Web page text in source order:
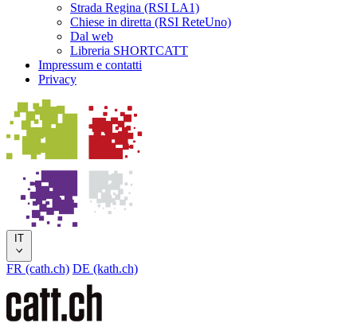
Strada Regina (RSI LA1)
Chiese in diretta (RSI ReteUno)
Dal web
Libreria SHORTCATT
Impressum e contatti
Privacy
IT
FR (cath.ch) DE (kath.ch)